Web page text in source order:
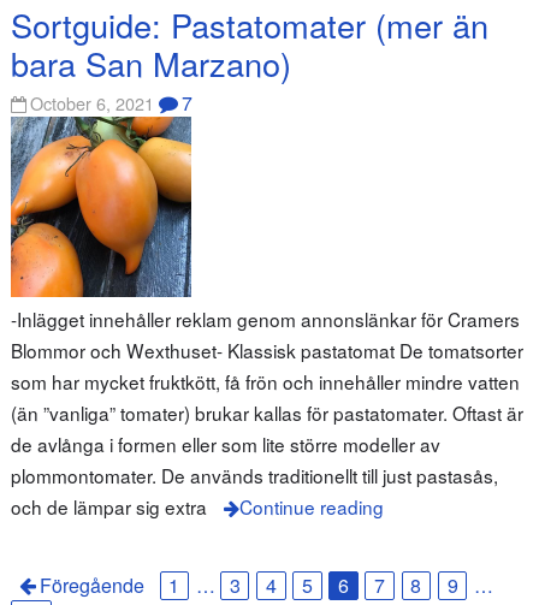
Sortguide: Pastatomater (mer än
bara San Marzano)
October 6, 2021 7
-Inlägget innehåller reklam genom annonslänkar för Cramers
Blommor och Wexthuset- Klassisk pastatomat De tomatsorter
som har mycket fruktkött, få frön och innehåller mindre vatten
(än ”vanliga” tomater) brukar kallas för pastatomater. Oftast är
de avlånga i formen eller som lite större modeller av
plommontomater. De används traditionellt till just pastasås,
och de lämpar sig extra
Continue reading
Föregående 1 … 3 4 5 6 7 8 9
…